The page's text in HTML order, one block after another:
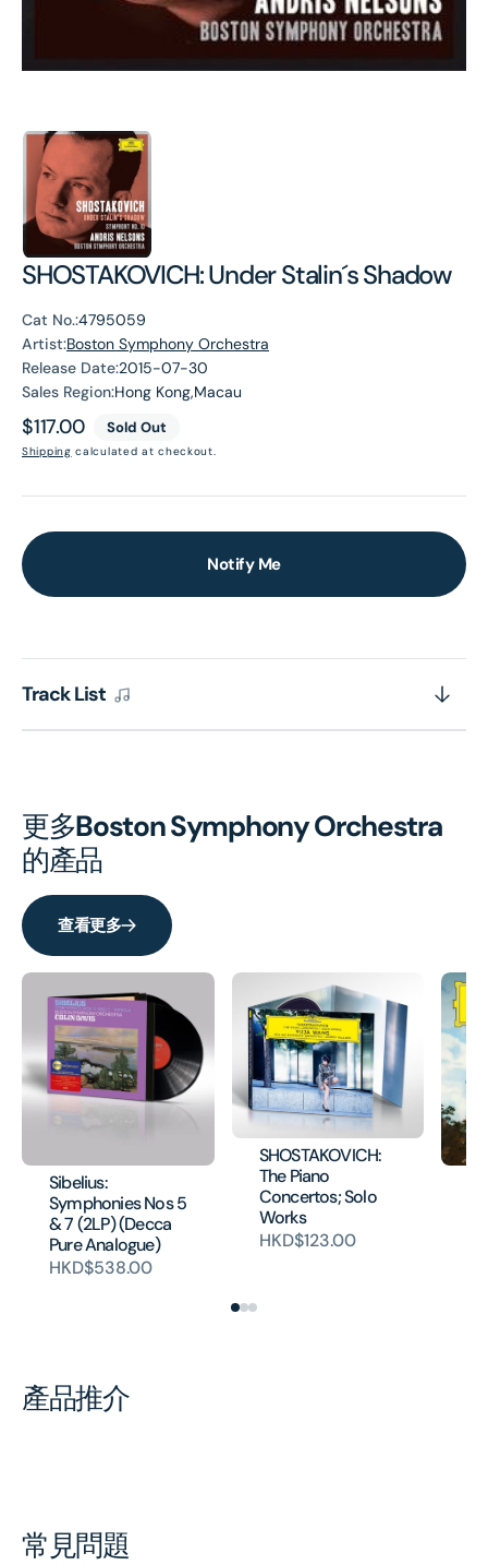
SHOSTAKOVICH: Under Stalin´s Shadow
Cat No.:4795059
Artist:Boston Symphony Orchestra
Release Date:2015-07-30
Sales Region:Hong Kong,Macau
Regular
price
$117.00 Sold Out
Shipping calculated at checkout.
Notify Me
Track List
更多Boston Symphony Orchestra
的產品
查看更多
Sibelius:
Symphonies Nos 5
& 7 (2LP) (Decca
Pure Analogue)
HKD$538.00
SHOSTAKOVICH:
The Piano
Concertos; Solo
Works
HKD$123.00
產品推介
常見問題